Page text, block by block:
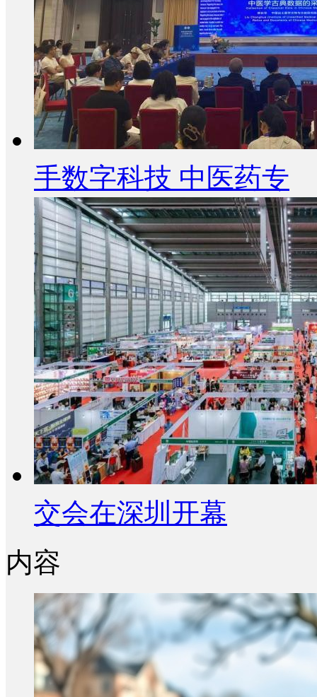
手数字科技 中医药专
交会在深圳开幕
内容